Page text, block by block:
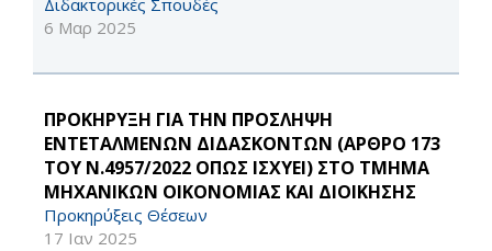
Διδακτορικές Σπουδές
6 Μαρ 2025
ΠΡΟΚΗΡΥΞΗ ΓΙΑ ΤΗΝ ΠΡΟΣΛΗΨΗ
ΕΝΤΕΤΑΛΜΕΝΩΝ ΔΙΔΑΣΚΟΝΤΩΝ (ΑΡΘΡΟ 173
ΤΟΥ Ν.4957/2022 ΟΠΩΣ ΙΣΧΥΕΙ) ΣΤΟ ΤΜΗΜΑ
ΜΗΧΑΝΙΚΩΝ ΟΙΚΟΝΟΜΙΑΣ ΚΑΙ ΔΙΟΙΚΗΣΗΣ
Προκηρύξεις Θέσεων
17 Ιαν 2025